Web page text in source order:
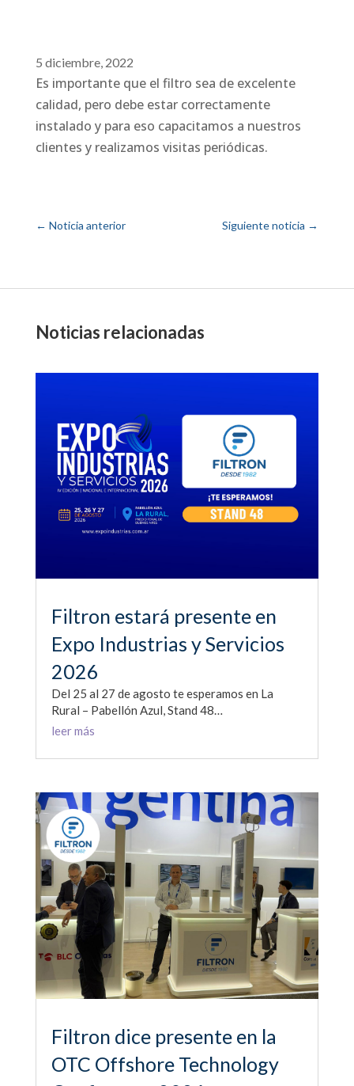
5 diciembre, 2022
Es importante que el filtro sea de excelente
calidad, pero debe estar correctamente
instalado y para eso capacitamos a nuestros
clientes y realizamos visitas periódicas.
←Noticia anterior Siguiente noticia →
Noticias relacionadas
Filtron estará presente en
Expo Industrias y Servicios
2026
Del 25 al 27 de agosto te esperamos en La
Rural – Pabellón Azul, Stand 48…
leer más
Filtron dice presente en la
OTC Offshore Technology